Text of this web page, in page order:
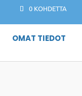
0 KOHDETTA
OMAT TIEDOT